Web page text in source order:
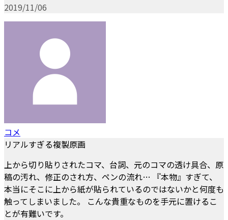
2019/11/06
コメ
リアルすぎる複製原画
上から切り貼りされたコマ、台詞、元のコマの透け具合、原
稿の汚れ、修正のされ方、ペンの流れ… 『本物』すぎて、
本当にそこに上から紙が貼られているのではないかと何度も
触ってしまいました。 こんな貴重なものを手元に置けるこ
とが有難いです。